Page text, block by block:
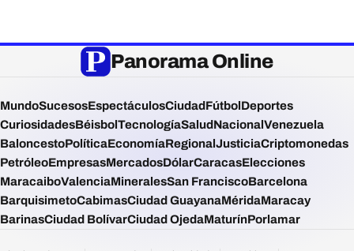
Panorama Online
MundoSucesosEspectáculosCiudadFútbol Deportes
CuriosidadesBéisbol TecnologíaSaludNacional Venezuela
BaloncestoPolíticaEconomíaRegional JusticiaCriptomonedas
PetróleoEmpresasMercadosDólarCaracasElecciones
MaracaiboValenciaMineralesSan FranciscoBarcelona
BarquisimetoCabimasCiudad GuayanaMéridaMaracay
BarinasCiudad BolívarCiudad OjedaMaturínPorlamar